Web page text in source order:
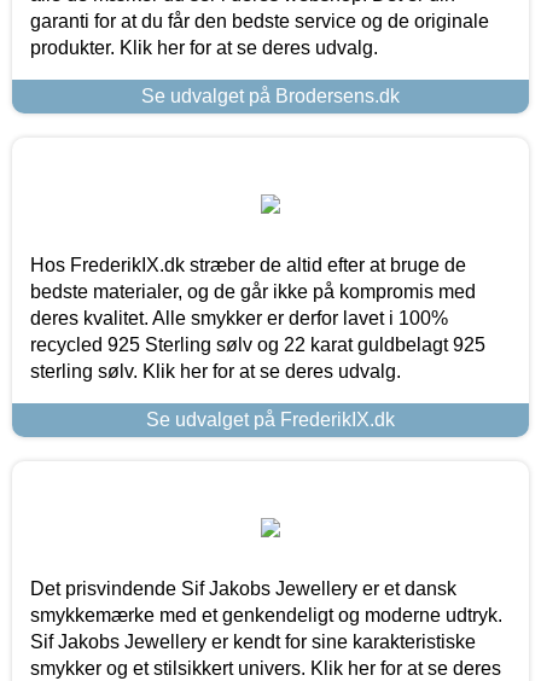
garanti for at du får den bedste service og de originale
produkter. Klik her for at se deres udvalg.
Se udvalget på Brodersens.dk
Hos FrederikIX.dk stræber de altid efter at bruge de
bedste materialer, og de går ikke på kompromis med
deres kvalitet. Alle smykker er derfor lavet i 100%
recycled 925 Sterling sølv og 22 karat guldbelagt 925
sterling sølv. Klik her for at se deres udvalg.
Se udvalget på FrederikIX.dk
Det prisvindende Sif Jakobs Jewellery er et dansk
smykkemærke med et genkendeligt og moderne udtryk.
Sif Jakobs Jewellery er kendt for sine karakteristiske
smykker og et stilsikkert univers. Klik her for at se deres